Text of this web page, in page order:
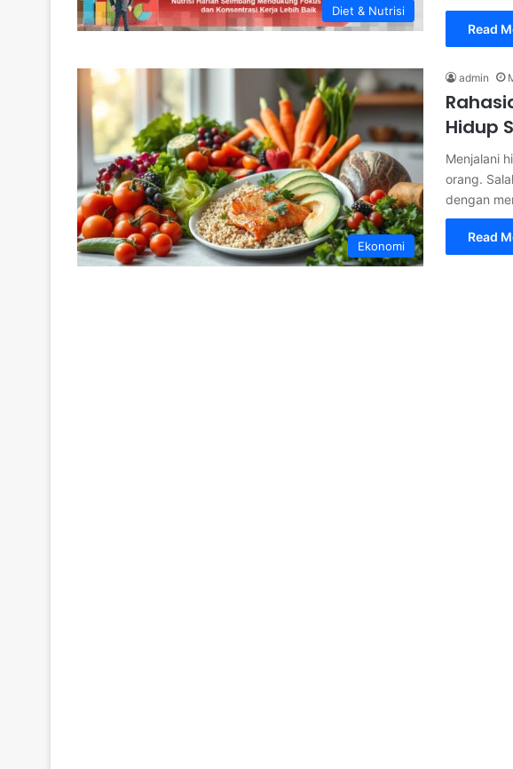
Diet & Nutrisi
Read
Ekonomi
admin
Hidup
Menjalani
orang.
dengan
Read